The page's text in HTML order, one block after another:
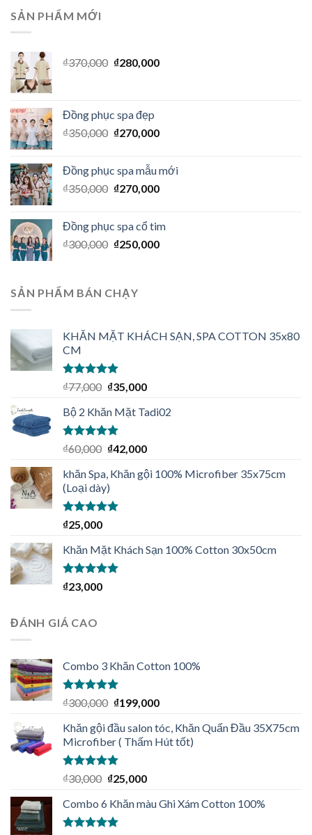
SẢN PHẨM MỚI
₫370,000 ₫280,000
Đồng phục spa đẹp
₫350,000 ₫270,000
Đồng phục spa mẫu mới
₫350,000 ₫270,000
Đồng phục spa cổ tim
₫300,000 ₫250,000
SẢN PHẨM BÁN CHẠY
KHĂN MẶT KHÁCH SẠN, SPA COTTON 35x80
CM
Được xếp
hạng
sao
₫77,000 ₫35,000
Bộ 2 Khăn Mặt Tadi02
Được xếp
hạng
sao
₫60,000 ₫42,000
khăn Spa, Khăn gội 100% Microfiber 35x75cm
(Loại dày)
Được xếp
hạng
sao
₫25,000
Khăn Mặt Khách Sạn 100% Cotton 30x50cm
Được xếp
hạng
₫23,000
ĐÁNH GIÁ CAO
Combo 3 Khăn Cotton 100%
Được xếp
hạng
sao
₫300,000 ₫199,000
Khăn gội đầu salon tóc, Khăn Quấn Đầu 35X75cm
Microfiber ( Thấm Hút tốt)
Được xếp
hạng
sao
₫30,000 ₫25,000
Combo 6 Khăn màu Ghi Xám Cotton 100%